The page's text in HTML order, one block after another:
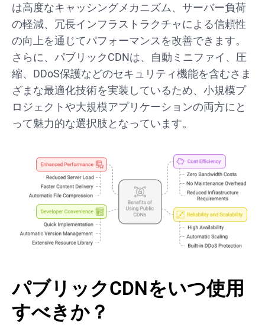
は高度なキャッシングメカニズム、サーバー負荷
の軽減、冗長インフラストラクチャによる信頼性
の向上を通じてパフォーマンスを改善できます。
さらに、パブリックCDNは、自動ミニファイ、圧
縮、DDoS保護などのセキュリティ機能を含むさま
ざまな最適化技術を実装しているため、小規模プ
ロジェクトや大規模アプリケーションの両方にと
って魅力的な選択肢となっています。
パブリックCDNをいつ使用
すべきか？